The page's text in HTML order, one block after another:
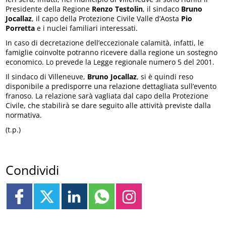
Presidente della Regione Renzo Testolin, il sindaco Bruno
Jocallaz, il capo della Protezione Civile Valle d’Aosta Pio
Porretta e i nuclei familiari interessati.
In caso di decretazione dell’eccezionale calamità, infatti, le
famiglie coinvolte potranno ricevere dalla regione un sostegno
economico. Lo prevede la Legge regionale numero 5 del 2001.
Il sindaco di Villeneuve, Bruno Jocallaz, si è quindi reso
disponibile a predisporre una relazione dettagliata sull’evento
franoso. La relazione sarà vagliata dal capo della Protezione
Civile, che stabilirà se dare seguito alle attività previste dalla
normativa.
(t.p.)
Condividi